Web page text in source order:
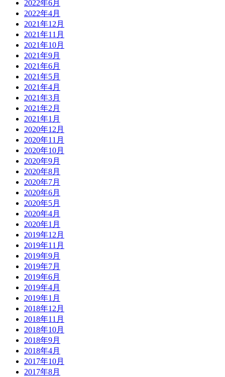
2022年6月
2022年4月
2021年12月
2021年11月
2021年10月
2021年9月
2021年6月
2021年5月
2021年4月
2021年3月
2021年2月
2021年1月
2020年12月
2020年11月
2020年10月
2020年9月
2020年8月
2020年7月
2020年6月
2020年5月
2020年4月
2020年1月
2019年12月
2019年11月
2019年9月
2019年7月
2019年6月
2019年4月
2019年1月
2018年12月
2018年11月
2018年10月
2018年9月
2018年4月
2017年10月
2017年8月